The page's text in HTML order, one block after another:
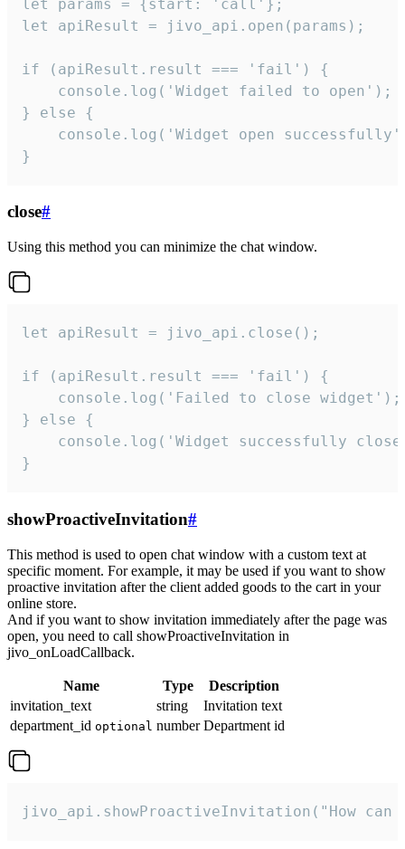
let params = {start: 'call'};
let apiResult = jivo_api.open(params);
if (apiResult.result === 'fail') {
    console.log('Widget failed to open');
} else {
console.log('Widget open
}
close#
Using this method you can minimize the chat window.
let apiResult = jivo_api.close();
if (apiResult.result === 'fail') {
    console.log('Failed to close widget');
} else {
console.log('Widget successfully
}
showProactiveInvitation#
This method is used to open chat window with a custom text at
specific moment. For example, it may be used if you want to show
proactive invitation after the client added goods to the cart in your
online store.
And if you want to show invitation immediately after the page was
open, you need to call showProactiveInvitation in
jivo_onLoadCallback.
Name Type
Description
invitation_text
string
Invitation text
department_id optional number Department id
jivo_api.showProactiveInvitation("How